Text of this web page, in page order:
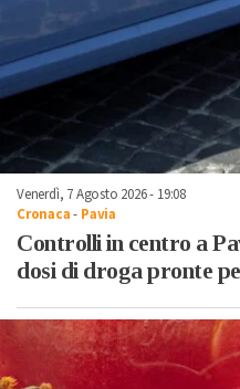
Venerdì, 7 Agosto 2026 - 19:08
Cronaca- Pavia
Controlli in centro a
dosi di droga pronte